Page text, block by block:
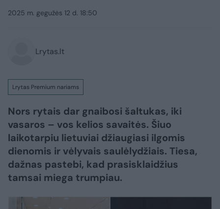
2025 m. gegužės 12 d. 18:50
Lrytas.lt
Lrytas Premium nariams
Nors rytais dar gnaibosi šaltukas, iki
vasaros – vos kelios savaitės. Šiuo
laikotarpiu lietuviai džiaugiasi ilgomis
dienomis ir vėlyvais saulėlydžiais. Tiesa,
dažnas pastebi, kad prasisklaidžius
tamsai miega trumpiau.